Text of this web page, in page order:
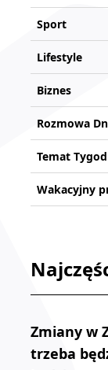
Sport
Lifestyle
Biznes
Rozmowa
Temat
Wakacyjny
Zmiany w
trzeba